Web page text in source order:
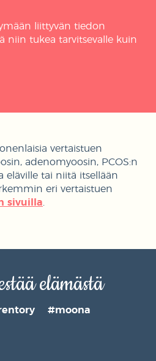
liittyvän tiedon
niin tukea tarvitsevalle kuin
vertaistuen
adenomyoosin, PCOS:n
eläville tai niitä itsellään
eri vertaistuen
sivuilla.
elämästä
#moona